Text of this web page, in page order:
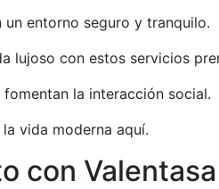
entorno seguro y tranquilo.
lujoso con estos servicios
la interacción social.
vida moderna aquí.
con